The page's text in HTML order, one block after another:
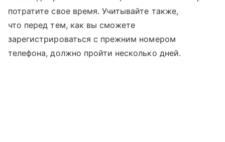
потратите свое время. Учитывайте также,
что перед тем, как вы сможете
зарегистрироваться с прежним номером
телефона, должно пройти несколько дней.